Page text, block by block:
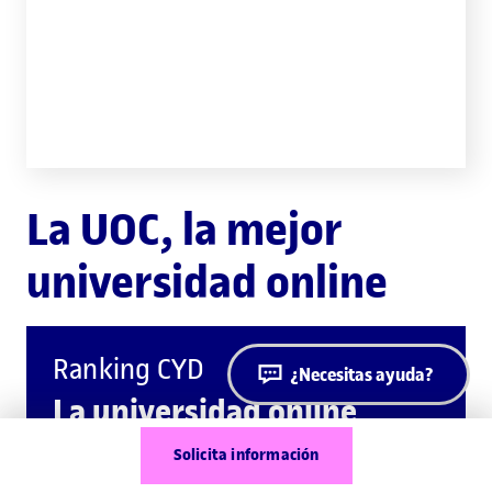
Solicita información
La UOC, la mejor
universidad online
Ranking CYD
La universidad online
mejor valorada
¿Necesitas ayuda?